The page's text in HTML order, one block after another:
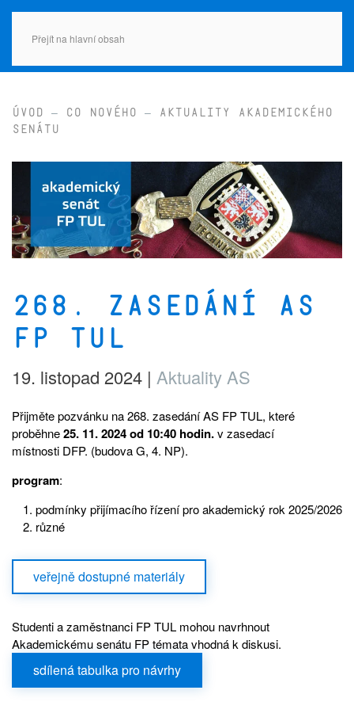
Přejít na hlavní obsah
Úvod Co nového
Aktuality Akademického
senátu
268. zasedání AS
FP TUL
19. listopad 2024 | Aktuality AS
Přijměte pozvánku na 268. zasedání AS FP TUL, které
proběhne25. 11. 2024 od 10:40 hodin.v zasedací
místnosti DFP. (budova G, 4. NP).
program:
podmínky přijímacího řízení pro akademický rok 2025/2026
různé
veřejně dostupné materiály
Studenti a zaměstnanci FP TUL mohou navrhnout
Akademickému senátu FP témata vhodná k diskusi.
sdílená tabulka pro návrhy